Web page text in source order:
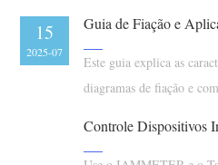
Monitoramento de
Vídeo tutorial
FAQ
Notícias
Blog
Centro de
Atividades
Fórum
App Loja
Contato
Sobre nós
22
2025-07
Este guia explica as
diagramas de fiação e
15
2025-07